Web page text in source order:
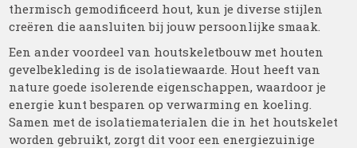
thermisch gemodificeerd hout, kun je diverse stijlen
creëren die aansluiten bij jouw persoonlijke smaak.
Een ander voordeel van houtskeletbouw met houten
gevelbekleding is de isolatiewaarde. Hout heeft van
nature goede isolerende eigenschappen, waardoor je
energie kunt besparen op verwarming en koeling.
Samen met de isolatiematerialen die in het houtskelet
worden gebruikt, zorgt dit voor een energiezuinige